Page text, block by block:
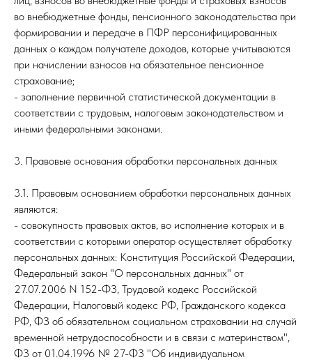
во внебюджетные фонды, пенсионного законодательства при
формировании и передаче в ПФР персонифицированных
данных о каждом получателе доходов, которые учитываются
при начислении взносов на обязательное пенсионное
страхование;
- заполнение первичной статистической документации в
соответствии с трудовым, налоговым законодательством и
иными федеральными законами.
3. Правовые основания обработки персональных данных
3.1. Правовым основанием обработки персональных данных
являются:
- совокупность правовых актов, во исполнение которых и в
соответствии с которыми оператор осуществляет обработку
персональных данных: Конституция Российской Федерации,
Федеральный закон "О персональных данных" от
27.07.2006 N 152-ФЗ, Трудовой кодекс Российской
Федерации, Налоговый кодекс РФ, Гражданского кодекса
РФ, ФЗ об обязательном социальном страховании на случай
временной нетрудоспособности и в связи с материнством",
ФЗ от 01.04.1996 № 27-ФЗ "Об индивидуальном